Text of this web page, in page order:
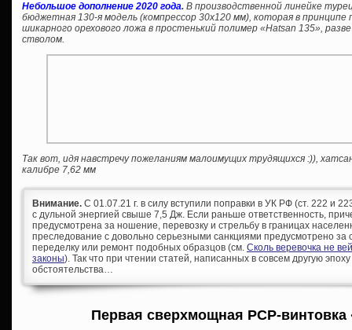
Небольшое дополнение 2020 года. В производственной линейке
бюджетная 130-я модель (компрессор 30х120 мм), которая в
шикарного орехового ложа в простенький полимер «Hatsan 135»,
стволом.
Так вот, идя навстречу пожеланиям малоимущих трудящихся :)),
калибре 7,62 мм
Внимание. С 01.07.21 г. в силу вступили поправки в УК РФ (ст. 222 и
с дульной энергией свыше 7,5 Дж. Если раньше ответственность,
предусмотрена за ношение, перевозку и стрельбу в границах
преследование с довольно серьезными санкциями предусмотрено за
переделку или ремонт подобных образцов (см. Сколь веревочка не
законы). Так что при чтении статей, написанных в совсем другую
обстоятельства…
Первая сверхмощная PCP-винтовка